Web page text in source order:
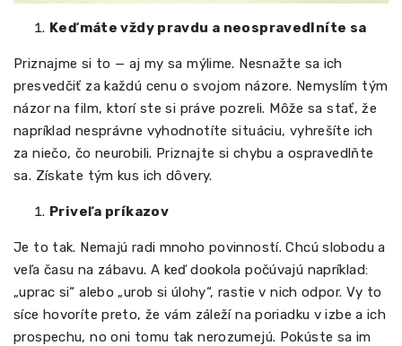
Keď máte vždy pravdu a neospravedlníte sa
Priznajme si to — aj my sa mýlime. Nesnažte sa ich
presvedčiť za každú cenu o svojom názore. Nemyslím tým
názor na film, ktorí ste si práve pozreli. Môže sa stať, že
napríklad nesprávne vyhodnotíte situáciu, vyhrešíte ich
za niečo, čo neurobili. Priznajte si chybu a ospravedlňte
sa. Získate tým kus ich dôvery.
Priveľa príkazov
Je to tak. Nemajú radi mnoho povinností. Chcú slobodu a
veľa času na zábavu. A keď dookola počúvajú napríklad:
„uprac si“ alebo „urob si úlohy“, rastie v nich odpor. Vy to
síce hovoríte preto, že vám záleží na poriadku v izbe a ich
prospechu, no oni tomu tak nerozumejú. Pokúste sa im